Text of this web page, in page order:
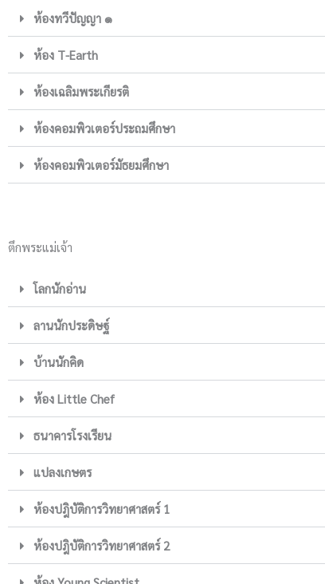
ห้องทวีปัญญา ๑
ห้อง T-Earth
ห้องเฉลิมพระเกียรติ
ห้องคอมพิวเตอร์ประถมศึกษา
ห้องคอมพิวเตอร์มัธยมศึกษา
ตึกพระแม่เจ้า
โลกนักอ่าน
ลานนักประดิษฐ์
บ้านนักคิด
ห้อง Little Chef
ธนาคารโรงเรียน
แปลงเกษตร
ห้องปฎิบัติการวิทยาศาสตร์ 1
ห้องปฎิบัติการวิทยาศาสตร์ 2